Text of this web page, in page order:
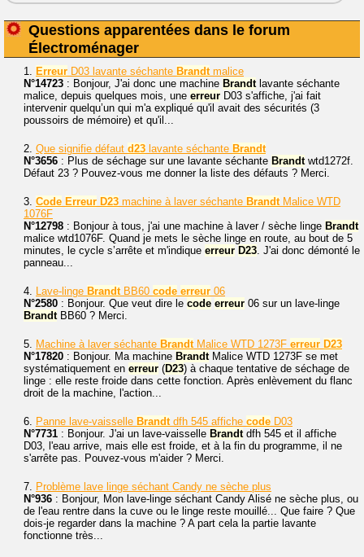
Questions apparentées dans le forum
Électroménager
1. Erreur D03 lavante séchante Brandtmalice
N°14723 : Bonjour, J'ai donc une machine Brandtlavante séchante
malice, depuis quelques mois, une erreur D03 s'affiche, j'ai fait
intervenir quelqu’un qui m'a expliqué qu'il avait des sécurités (3
poussoirs de mémoire) et qu'il...
2. Que signifie défaut d23 lavante séchante Brandt
N°3656 : Plus de séchage sur une lavante séchante Brandtwtd1272f.
Défaut 23 ? Pouvez-vous me donner la liste des défauts ? Merci.
3. Code Erreur D23 machine à laver séchante BrandtMalice WTD
1076F
N°12798 : Bonjour à tous, j'ai une machine à laver / sèche linge Brandt
malice wtd1076F. Quand je mets le sèche linge en route, au bout de 5
minutes, le cycle s’arrête et m'indique erreur D23. J'ai donc démonté le
panneau...
4. Lave-linge BrandtBB60 code erreur 06
N°2580 : Bonjour. Que veut dire le code erreur 06 sur un lave-linge
BrandtBB60 ? Merci.
5. Machine à laver séchante BrandtMalice WTD 1273F erreur D23
N°17820 : Bonjour. Ma machine BrandtMalice WTD 1273F se met
systématiquement en erreur (D23) à chaque tentative de séchage de
linge : elle reste froide dans cette fonction. Après enlèvement du flanc
droit de la machine, l'action...
6. Panne lave-vaisselle Brandtdfh 545 affiche code D03
N°7731 : Bonjour. J'ai un lave-vaisselle Brandtdfh 545 et il affiche
D03, l'eau arrive, mais elle est froide, et à la fin du programme, il ne
s'arrête pas. Pouvez-vous m'aider ? Merci.
7. Problème lave linge séchant Candy ne sèche plus
N°936 : Bonjour, Mon lave-linge séchant Candy Alisé ne sèche plus, ou
de l'eau rentre dans la cuve ou le linge reste mouillé... Que faire ? Que
dois-je regarder dans la machine ? A part cela la partie lavante
fonctionne très...